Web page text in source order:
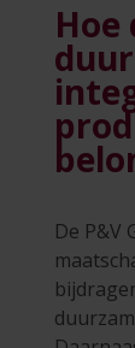
Hoe
De P&V